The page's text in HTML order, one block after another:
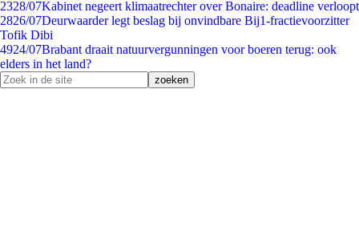
2328/07Kabinet negeert klimaatrechter over Bonaire: deadline verloopt
2826/07Deurwaarder legt beslag bij onvindbare Bij1-fractievoorzitter
Tofik Dibi
4924/07Brabant draait natuurvergunningen voor boeren terug: ook
elders in het land?